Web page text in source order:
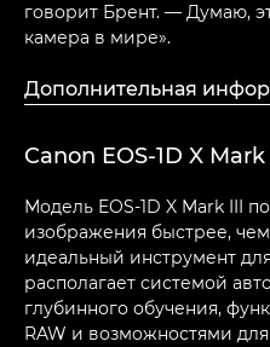
говорит Брент. — Думаю,
камера в мире».
Дополнительная
Canon EOS-1D X Mark
Модель EOS-1D X Mark III
изображения быстрее,
идеальный инструмент
располагает системой
глубинного обучения,
RAW и возможностями